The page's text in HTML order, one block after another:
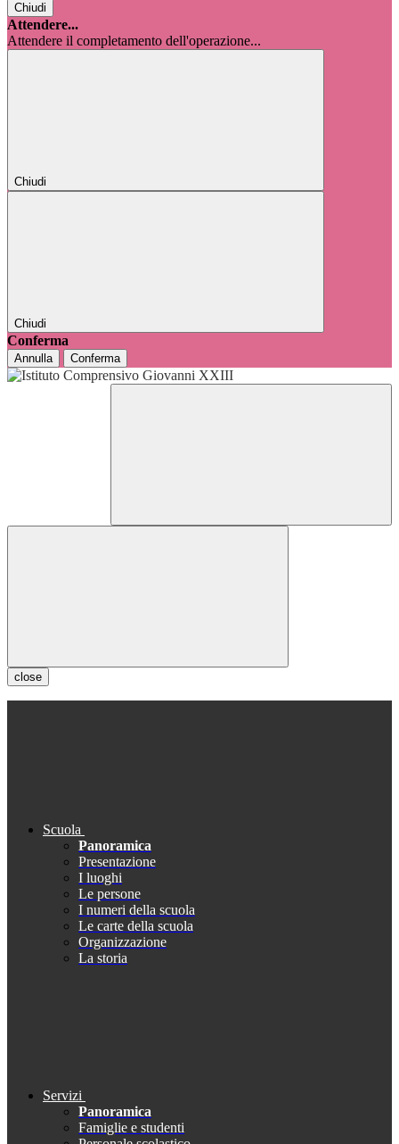
Chiudi
Attendere...
Attendere il completamento dell'operazione...
Chiudi
Chiudi
Conferma
Annulla Conferma
close
Scuola
Panoramica
Presentazione
I luoghi
Le persone
I numeri della scuola
Le carte della scuola
Organizzazione
La storia
Servizi
Panoramica
Famiglie e studenti